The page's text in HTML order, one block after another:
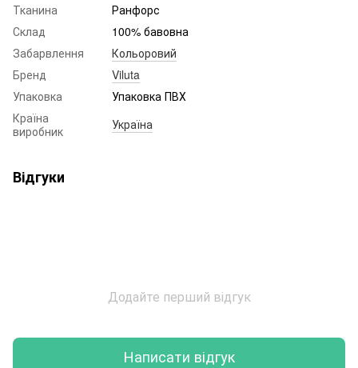
Тканина
Ранфорс
Склад
100% бавовна
Забарвлення
Кольоровий
Бренд
Viluta
Упаковка
Упаковка ПВХ
Країна
виробник
Україна
Відгуки
Додайте перший відгук
Написати відгук